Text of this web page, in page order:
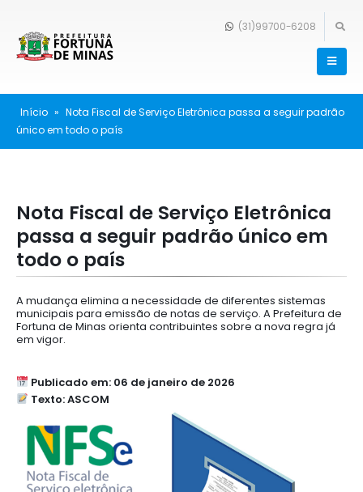
(31)99700-6208
Início » Nota Fiscal de Serviço Eletrônica passa a seguir padrão
único em todo o país
Nota Fiscal de Serviço Eletrônica
passa a seguir padrão único em
todo o país
A mudança elimina a necessidade de diferentes sistemas
municipais para emissão de notas de serviço. A Prefeitura de
Fortuna de Minas orienta contribuintes sobre a nova regra já
em vigor.
Publicado em: 06 de janeiro de 2026
Texto: ASCOM